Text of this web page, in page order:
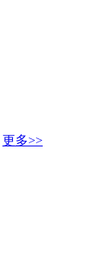
更多>>